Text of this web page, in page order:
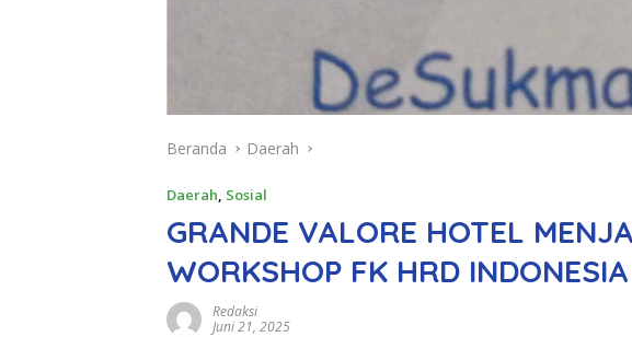
Beranda Daerah
Daerah, Sosial
GRANDE VALORE HOTEL
WORKSHOP FK HRD INDONESIA
Redaksi
Juni 21, 2025